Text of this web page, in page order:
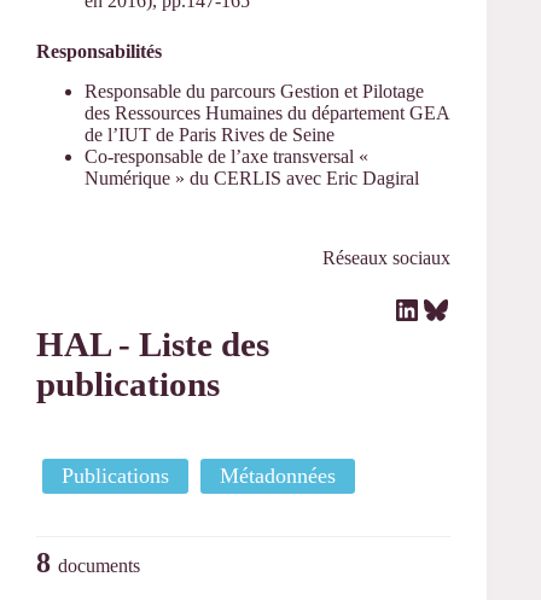
Responsabilités
Responsable du parcours Gestion et Pilotage
des Ressources Humaines du département GEA
de l’IUT de Paris Rives de Seine
Co-responsable de l’axe transversal «
Numérique » du CERLIS avec Eric Dagiral
Réseaux sociaux
LinkedIn Bluesky
HAL - Liste des
publications
Publications Métadonnées
8 documents